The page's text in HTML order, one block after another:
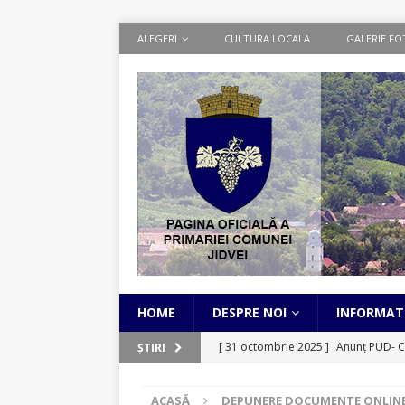
ALEGERI CULTURA LOCALA GALERIE
HOME DESPRE NOI
ȘTIRI [ 31 octombrie 2025 ] Anunț PUD-
ACASĂ DEPUNERE DOCUMENTE